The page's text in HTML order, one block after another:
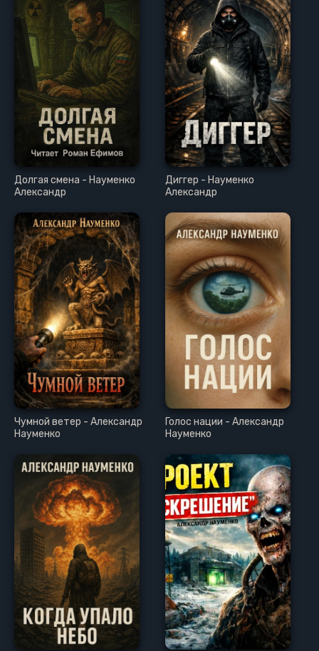
Долгая смена - Науменко
Александр
Диггер - Науменко
Александр
Чумной ветер - Александр
Науменко
Голос нации - Александр
Науменко